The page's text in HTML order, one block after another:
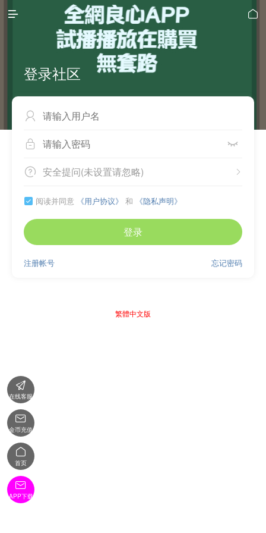
 
登录社区

 
 
安全提问(未设置请忽略)
 阅读并同意 《用户协议》 和 《隐私声明》
登录
忘记密码
注册帐号
繁體中文版

在线客服

金币充值

首页

APP下载